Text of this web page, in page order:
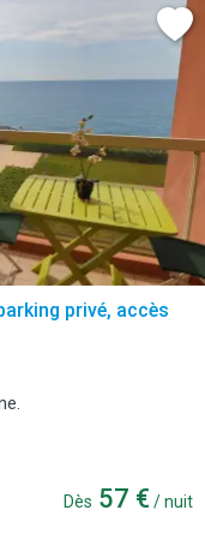
privé, accès
Dès 57 € / nuit